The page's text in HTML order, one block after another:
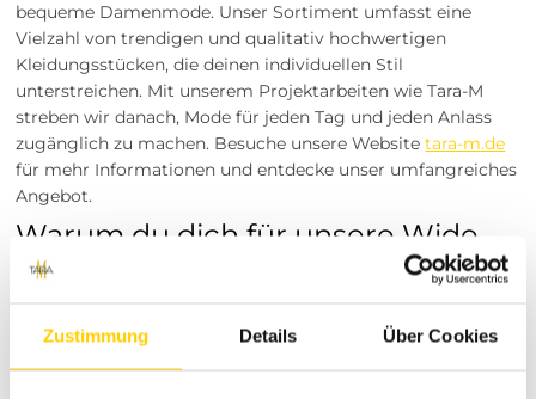
Zustimmung Details Über Cookies
bequeme Damenmode. Unser Sortiment umfasst eine
Vielzahl von trendigen und qualitativ hochwertigen
Kleidungsstücken, die deinen individuellen Stil
unterstreichen. Mit unserem Projektarbeiten wie Tara-M
streben wir danach, Mode für jeden Tag und jeden Anlass
zugänglich zu machen. Besuche unsere Websitetara-m.de
für mehr Informationen und entdecke unser umfangreiches
Angebot.
Warum du dich für unsere Wide
Leg Hose entscheiden solltest
Look hervorheben
Hoher Tragekomfort: